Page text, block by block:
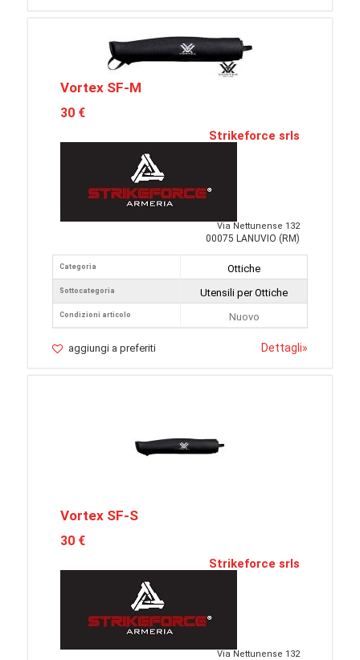
Vortex SF-M
30 €
Strikeforce srls
Via Nettunense 132
00075 LANUVIO (RM)
Categoria
Sottocategoria
Condizioni articolo
Ottiche
Utensili per Ottiche
Nuovo
aggiungi a preferiti Dettagli»
Vortex SF-S
30 €
Strikeforce srls
Via Nettunense 132